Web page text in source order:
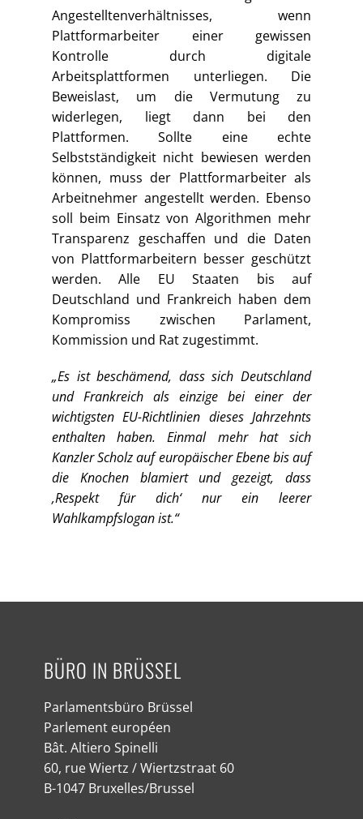
Angestelltenverhältnisses, wenn
Plattformarbeiter einer gewissen
Kontrolle durch digitale
Arbeitsplattformen unterliegen. Die
Beweislast, um die Vermutung zu
widerlegen, liegt dann bei den
Plattformen. Sollte eine echte
Selbstständigkeit nicht bewiesen werden
können, muss der Plattformarbeiter als
Arbeitnehmer angestellt werden. Ebenso
soll beim Einsatz von Algorithmen mehr
Transparenz geschaffen und die Daten
von Plattformarbeitern besser geschützt
werden. Alle EU Staaten bis auf
Deutschland und Frankreich haben dem
Kompromiss zwischen Parlament,
Kommission und Rat zugestimmt.
„Es ist beschämend, dass sich Deutschland
und Frankreich als einzige bei einer der
wichtigsten EU-Richtlinien dieses Jahrzehnts
enthalten haben. Einmal mehr hat sich
Kanzler Scholz auf europäischer Ebene bis auf
die Knochen blamiert und gezeigt, dass
‚Respekt für dich‘ nur ein leerer
Wahlkampfslogan ist.“
BÜRO IN BRÜSSEL
Parlamentsbüro Brüssel
Parlement européen
Bât. Altiero Spinelli
60, rue Wiertz / Wiertzstraat 60
B-1047 Bruxelles/Brussel